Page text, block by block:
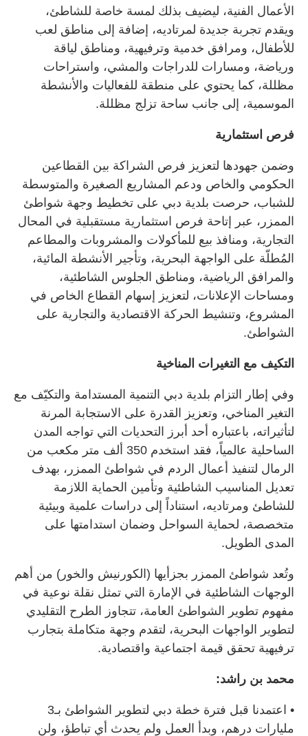
الأعمال الفنية، ليضيف بذلك لمسة خاصة للشاطئ،
ويقدم تجربة جديدة لمرتاديه، إضافة إلى مناطق لعب
للأطفال، ومرافق خدمية وترفيهية، ومناطق لياقة
ورياضة، ومسارات للدراجات والمشي، واستراحات
مظللة، كما يحتوي على منطقة للفعاليات والأنشطة
الموسمية، إلى جانب ساحة تزلج مظللة.
فرص استثمارية
وضمن جهودها لتعزيز فرص الشراكة بين القطاعين
الحكومي والخاص ودعم المشاريع الصغيرة والمتوسطة
للشباب، حرصت بلدية دبي على تخطيط وجهة شواطئ
الممزر، عبر إتاحة فرص استثمارية مستقبلية في المحال
التجارية، ومنافذ بيع للمأكولات والمشروبات والمطاعم
المُطلّة على الواجهة البحرية، وتأجير الأنشطة المائية،
والمرافق الرياضية، ومناطق الجلوس الشاطئية،
ومساحات الإعلانات، لتعزيز إسهام القطاع الخاص في
المشروع، وتنشيط الحركة الاقتصادية والتجارية على
الشواطئ.
التكيف مع التغيرات المناخية
وفي إطار التزام بلدية دبي التنمية المستدامة والتكيّف مع
التغير المناخي، وتعزيز القدرة على الاستجابة المرنة
لتأثيراته، باعتباره أحد أبرز التحديات التي تواجه المدن
الساحلية عالمياً، فقد استخدم 350 ألف متر مكعب من
الرمال لتنفيذ أعمال الردم في شواطئ الممزر، بهدف
تعديل المناسيب الشاطئية وتأمين الحماية اللازمة
للشاطئ ومرتاديه، استناداً إلى دراسات علمية وبيئية
متخصصة، لحماية السواحل وضمان استدامتها على
المدى الطويل.
وتُعد شواطئ الممزر بجزأيها (الكورنيش والخور) من أهم
الوجهات الشاطئية في الإمارة التي تمثل نقلة نوعية في
مفهوم تطوير الشواطئ العامة، تتجاوز الطرح التقليدي
لتطوير الواجهات البحرية، لتقدم وجهة متكاملة بتجارب
ترفيهية تحقق قيمة اجتماعية واقتصادية.
محمد بن راشد:
• اعتمدنا قبل فترة خطة دبي لتطوير الشواطئ بـ3
مليارات درهم، وبدأ العمل ولم يحدث أي تباطؤ، ولن